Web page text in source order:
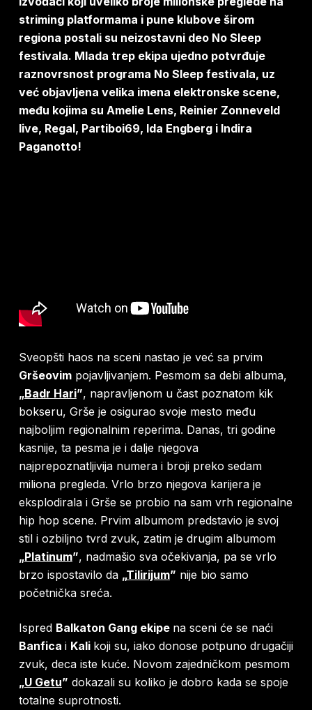
striming platformama i pune klubove širom
regiona postali su neizostavni deo No Sleep
festivala. Mlada trep ekipa ujedno potvrđuje
raznovrsnost programa No Sleep festivala, uz
već objavljena velika imena elektronske scene,
među kojima su Amelie Lens, Reinier Zonneveld
live, Regal, Partiboi69, Ida Engberg i Indira
Paganotto!
Sveopšti haos na sceni nastao je već sa prvim
Gršeovimpojavljivanjem. Pesmom sa debi albuma,
„Badr Hari”, napravljenom u čast poznatom kik
bokseru, Grše je osigurao svoje mesto među
najboljim regionalnim reperima. Danas, tri godine
kasnije, ta pesma je i dalje njegova
najprepoznatljivija numera i broji preko sedam
miliona pregleda. Vrlo brzo njegova karijera je
eksplodirala i Grše se probio na sam vrh regionalne
hip hop scene. Prvim albumom predstavio je svoj
stil i ozbiljno tvrd zvuk, zatim je drugim albumom
„Platinum”, nadmašio sva očekivanja, pa se vrlo
brzo ispostavilo da „Tilirijum” nije bio samo
početnička sreća.
Ispred Balkaton Gang ekipe na sceni će se naći
Banfica i Kali koji su, iako donose potpuno drugačiji
zvuk, deca iste kuće. Novom zajedničkom pesmom
„U Getu” dokazali su koliko je dobro kada se spoje
totalne suprotnosti.